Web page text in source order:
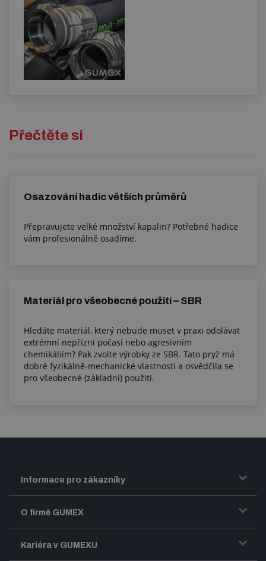
Přečtěte si
Osazování hadic větších průměrů
Přepravujete velké množství kapalin? Potřebné hadice
vám profesionálně osadíme.
Materiál pro všeobecné použití – SBR
Hledáte materiál, který nebude muset v praxi odolávat
extrémní nepřízni počasí nebo agresivním
chemikáliím? Pak zvolte výrobky ze SBR. Tato pryž má
dobré fyzikálně-mechanické vlastnosti a osvědčila se
pro všeobecné (základní) použití.
Informace pro zákazníky
Doprava a zasílání zboží
Obchodní podmínky
O firmě GUMEX
Představení firmy GUMEX
Kariéra v GUMEXU